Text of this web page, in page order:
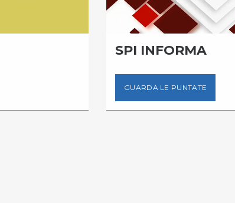
SPI INFORMA
GUARDA LE PUNTATE